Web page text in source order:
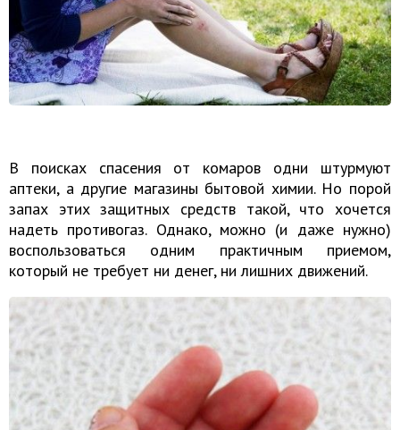
В поисках спасения от комаров одни штурмуют
аптеки, а другие магазины бытовой химии. Но порой
запах этих защитных средств такой, что хочется
надеть противогаз. Однако, можно (и даже нужно)
воспользоваться одним практичным приемом,
который не требует ни денег, ни лишних движений.